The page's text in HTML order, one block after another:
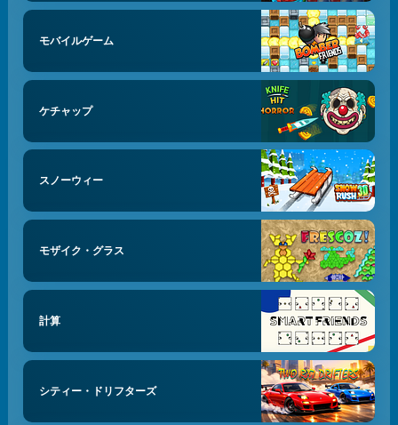
モバイルゲーム
ケチャップ
スノーウィー
モザイク・グラス
計算
シティー・ドリフターズ